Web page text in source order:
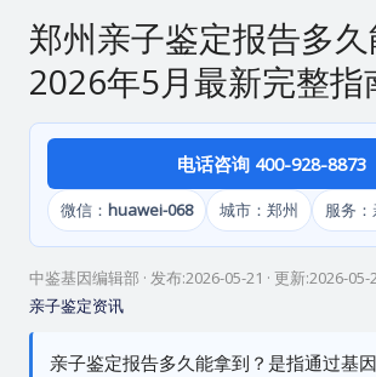
郑州亲子鉴定报告多久
2026年5月最新完整指
电话咨询 400-928-8873
微信： huawei-068 城市：郑州 服务
中鉴基因编辑部 · 发布:2026-05-21 · 更新:2026-05-
亲子鉴定资讯
亲子鉴定报告多久能拿到？是指通过基